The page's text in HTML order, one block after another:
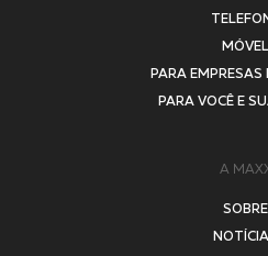
MÓVEL
PARA EMPRESAS
PARA VOCÊ E
A
SOBRE